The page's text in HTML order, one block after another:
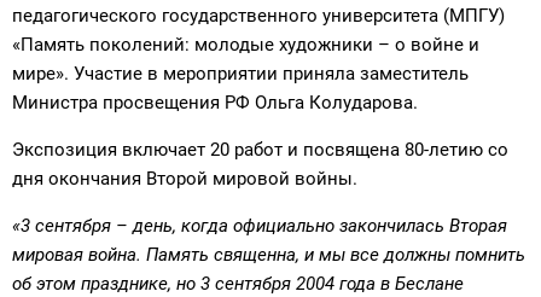
педагогического государственного университета (МПГУ)
«Память поколений: молодые художники – о войне и
мире». Участие в мероприятии приняла заместитель
Министра просвещения РФ Ольга Колударова.
Экспозиция включает 20 работ и посвящена 80-летию со
дня окончания Второй мировой войны.
«3 сентября – день, когда официально закончилась Вторая
мировая война. Память священна, и мы все должны помнить
об этом празднике, но 3 сентября 2004 года в Беслане